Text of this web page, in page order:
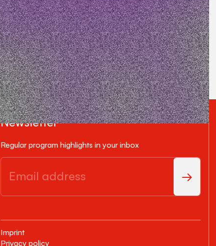
Newsletter
Regular program highlights in your inbox
Imprint
Privacy policy